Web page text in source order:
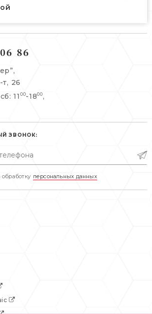
e.ru
20:00
переулок, 3/10с7
43
e.ru
19:00
86
26
11 00-1800 ,
ЗВОНОК:
персональных данных